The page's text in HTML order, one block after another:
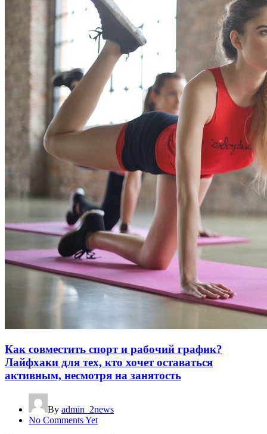
Как совместить спорт и рабочий график?
Лайфхаки для тех, кто хочет оставаться
активным, несмотря на занятость
By admin_2news
No Comments Yet